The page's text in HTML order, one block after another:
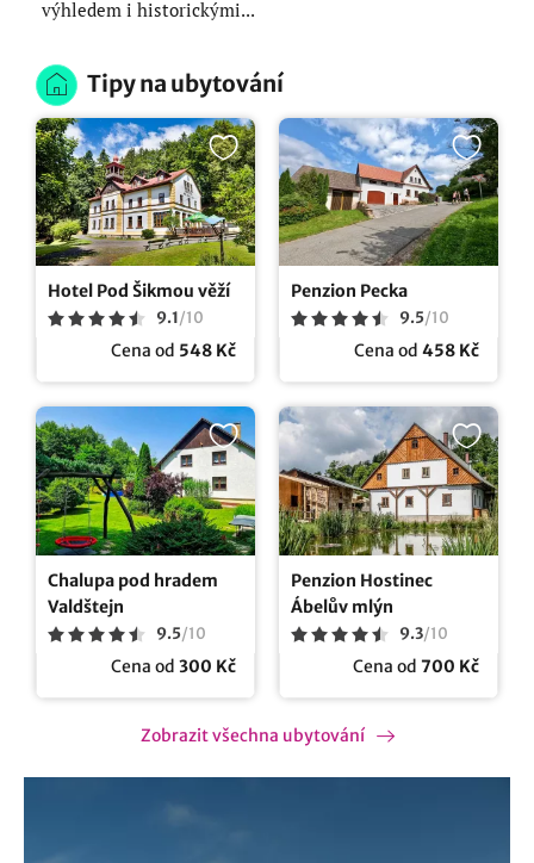
výhledem i historickými...
Tipy na ubytování
Hotel Pod Šikmou věží
9.1/10
Cena od 548 Kč
Penzion Pecka
9.5/10
Cena od 458 Kč
Chalupa pod hradem
Valdštejn
9.5/10
Cena od 300 Kč
Penzion Hostinec
Ábelův mlýn
9.3/10
Cena od 700 Kč
Zobrazit všechna ubytování